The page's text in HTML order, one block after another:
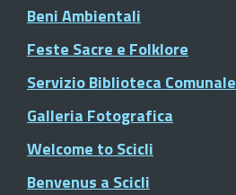
Beni Ambientali
Feste Sacre e Folklore
Servizio Biblioteca Comunale
Galleria Fotografica
Welcome to Scicli
Benvenus a Scicli